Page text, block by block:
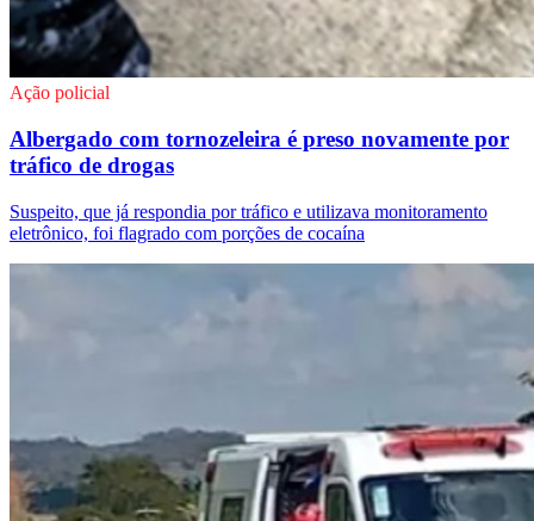
Ação policial
Albergado com tornozeleira é preso novamente por
tráfico de drogas
Suspeito, que já respondia por tráfico e utilizava monitoramento
eletrônico, foi flagrado com porções de cocaína